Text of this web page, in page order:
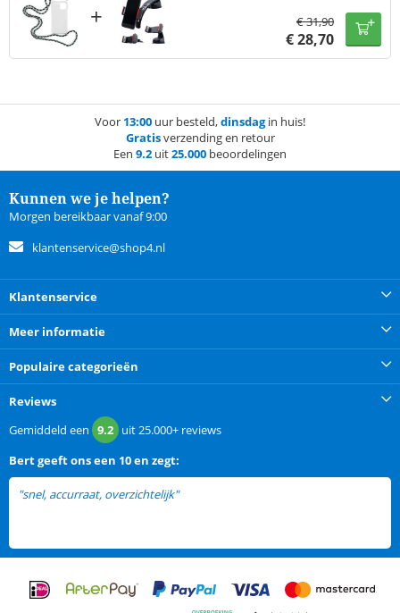
+ €31,90
€28,70
Voor 13:00 uur besteld,dinsdagin huis!
Gratisverzending en retour
Een 9.2 uit25.000 beoordelingen
Kunnen we je helpen?
Morgen bereikbaar vanaf 9:00
klantenservice@shop4.nl
Klantenservice
Meer informatie
Populaire categorieën
Reviews
Gemiddeld een 9.2 uit25.000+ reviews
Bertgeeft ons een 10 en zegt:
"snel, accurraat, overzichtelijk"